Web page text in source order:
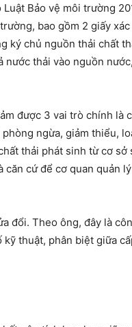
Bảo vệ môi trường
bao gồm 2 giấy
ký chủ nguồn thải chất
nước thải vào nguồn
được 3 vai trò chính là
ngừa, giảm thiểu,
thải phát sinh từ cơ sở
cứ để cơ quan quản
đổi. Theo ông, đây là
thuật, phân biệt giữa